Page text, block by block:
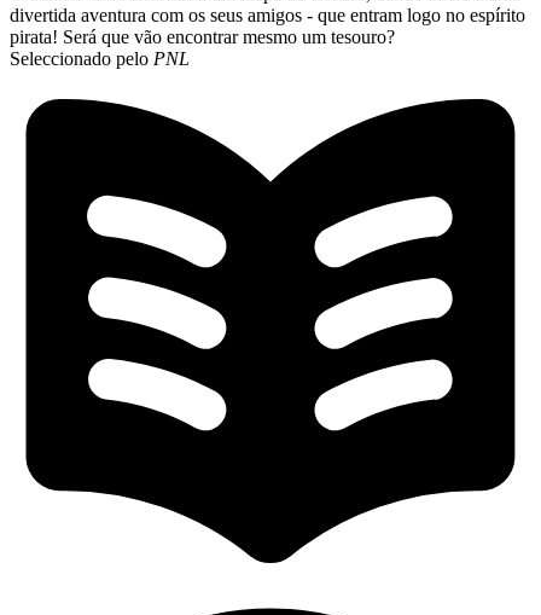
divertida aventura com os seus amigos - que entram logo no espírito
pirata! Será que vão encontrar mesmo um tesouro?
Seleccionado pelo PNL